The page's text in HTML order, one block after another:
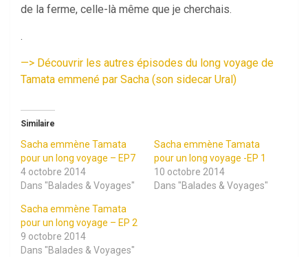
de la ferme, celle-là même que je cherchais.
.
—> Découvrir les autres épisodes du long voyage de
Tamata emmené par Sacha (son sidecar Ural)
Similaire
Sacha emmène Tamata
pour un long voyage – EP7
4 octobre 2014
Dans "Balades & Voyages"
Sacha emmène Tamata
pour un long voyage -EP 1
10 octobre 2014
Dans "Balades & Voyages"
Sacha emmène Tamata
pour un long voyage – EP 2
9 octobre 2014
Dans "Balades & Voyages"